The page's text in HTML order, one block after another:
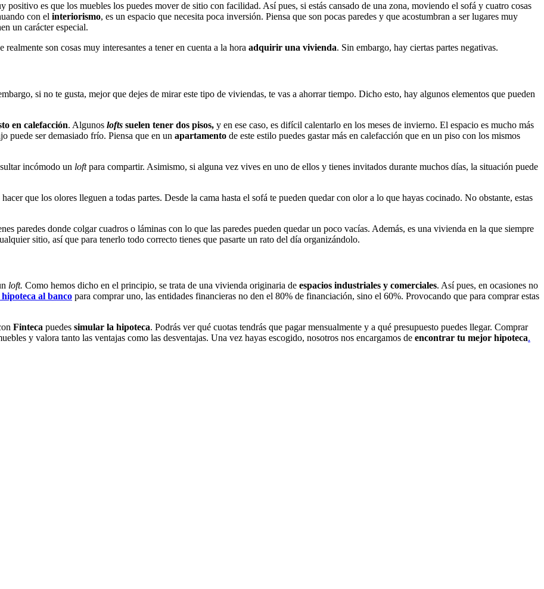
es que los muebles los puedes mover de sitio con facilidad. Así pues, si estás cansado de una zona, moviendo el sofá y cuatro cosas
con el interiorismo, es un espacio que necesita poca inversión. Piensa que son pocas paredes y que acostumbran a ser lugares muy
un carácter especial.
son cosas muy interesantes a tener en cuenta a la hora adquirir una vivienda. Sin embargo, hay ciertas partes negativas.
si no te gusta, mejor que dejes de mirar este tipo de viviendas, te vas a ahorrar tiempo. Dicho esto, hay algunos elementos que pueden
en calefacción. Algunos lofts suelen tener dos pisos, y en ese caso, es difícil calentarlo en los meses de invierno. El espacio es mucho más
puede ser demasiado frío. Piensa que en un apartamento de este estilo puedes gastar más en calefacción que en un piso con los mismos
incómodo un loftpara compartir. Asimismo, si alguna vez vives en uno de ellos y tienes invitados durante muchos días, la situación puede
hacer que los olores lleguen a todas partes. Desde la cama hasta el sofá te pueden quedar con olor a lo que hayas cocinado. No obstante, estas
paredes donde colgar cuadros o láminas con lo que las paredes pueden quedar un poco vacías. Además, es una vivienda en la que siempre
sitio, así que para tenerlo todo correcto tienes que pasarte un rato del día organizándolo.
loft. Como hemos dicho en el principio, se trata de una vivienda originaria de espacios industriales y comerciales. Así pues, en ocasiones no
al banco para comprar uno, las entidades financieras no den el 80% de financiación, sino el 60%. Provocando que para comprar estas
Finteca puedes simular la hipoteca. Podrás ver qué cuotas tendrás que pagar mensualmente y a qué presupuesto puedes llegar. Comprar
y valora tanto las ventajas como las desventajas. Una vez hayas escogido, nosotros nos encargamos de encontrar tu mejor hipoteca.